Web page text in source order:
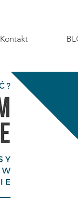
Kontakt